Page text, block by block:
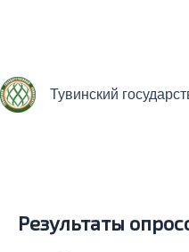
Тувинский
Результаты